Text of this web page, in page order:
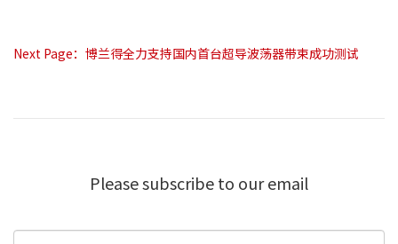
Next Page： 博兰得全力支持国内首台超导波荡器带束成功测试
Please subscribe to our email